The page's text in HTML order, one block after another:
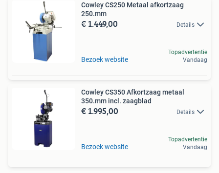
Cowley CS250 Metaal afkortzaag
250.mm
€ 1.449,00 Details
Bezoek website
Topadvertentie
Vandaag
Cowley CS350 Afkortzaag metaal
350.mm incl. zaagblad
€ 1.995,00 Details
Bezoek website
Topadvertentie
Vandaag